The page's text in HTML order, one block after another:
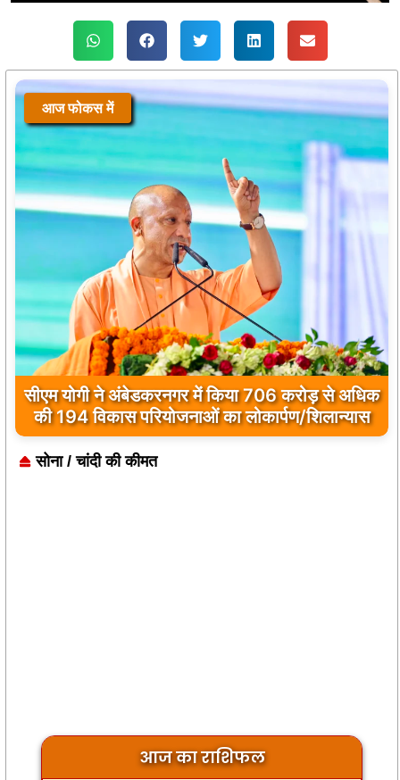
आज फोकस में
पत्रकारों से जुड़ी समस्याओं को लेकर ग्राफए. का
प्रतिनिधि मंडल डीएम एसपी से की मुलाकात
सोना / चांदी की कीमत
आज का राशिफल